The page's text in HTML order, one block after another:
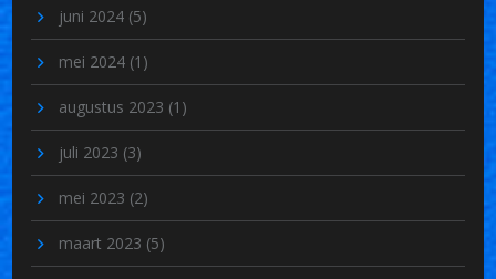
juni 2024 (5)
mei 2024 (1)
augustus 2023 (1)
juli 2023 (3)
mei 2023 (2)
maart 2023 (5)